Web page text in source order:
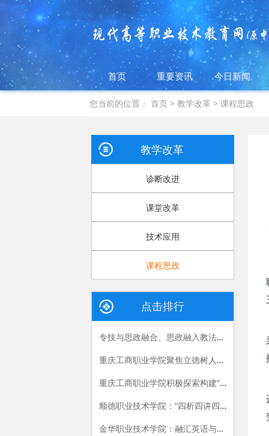
首页 重要资讯 今日新闻
您当前的位置：首页 >教学改革 >课程思政
教学改革
诊断改进
课堂改革
技术应用
课程思政
点击排行
专技与思政融合、思政融入教法的课程思政建设路径
重庆工商职业学院聚焦立德树人根本任务，探索“一体两翼三联动”思政课教学新模式
重庆工商职业学院积极探索构建“123”国防教育体系
顺德职业技术学院：“四析四讲四融合”创新思政课教学模式
金华职业技术学院：融汇英语与课程思政 创新育人模式